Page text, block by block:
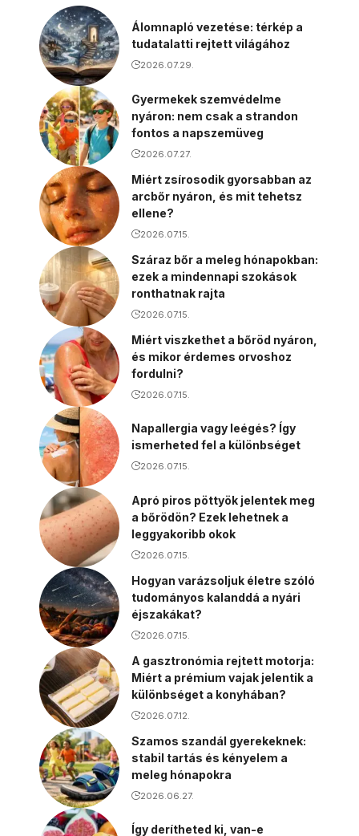
Álomnapló vezetése: térkép a
tudatalatti rejtett világához
2026.07.29.
Gyermekek szemvédelme
nyáron: nem csak a strandon
fontos a napszemüveg
2026.07.27.
Miért zsírosodik gyorsabban az
arcbőr nyáron, és mit tehetsz
ellene?
2026.07.15.
Száraz bőr a meleg hónapokban:
ezek a mindennapi szokások
ronthatnak rajta
2026.07.15.
Miért viszkethet a bőröd nyáron,
és mikor érdemes orvoshoz
fordulni?
2026.07.15.
Napallergia vagy leégés? Így
ismerheted fel a különbséget
2026.07.15.
Apró piros pöttyök jelentek meg
a bőrödön? Ezek lehetnek a
leggyakoribb okok
2026.07.15.
Hogyan varázsoljuk életre szóló
tudományos kalanddá a nyári
éjszakákat?
2026.07.15.
A gasztronómia rejtett motorja:
Miért a prémium vajak jelentik a
különbséget a konyhában?
2026.07.12.
Szamos szandál gyerekeknek:
stabil tartás és kényelem a
meleg hónapokra
2026.06.27.
Így derítheted ki, van-e